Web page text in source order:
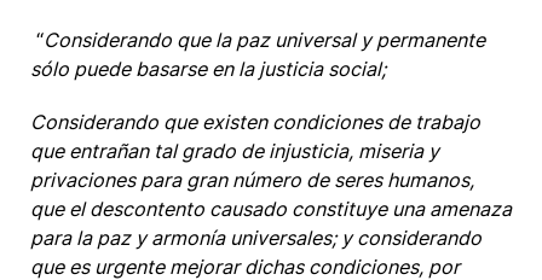
“Considerando que la paz universal y permanente
sólo puede basarse en la justicia social;
Considerando que existen condiciones de trabajo
que entrañan tal grado de injusticia, miseria y
privaciones para gran número de seres humanos,
que el descontento causado constituye una amenaza
para la paz y armonía universales; y considerando
que es urgente mejorar dichas condiciones, por